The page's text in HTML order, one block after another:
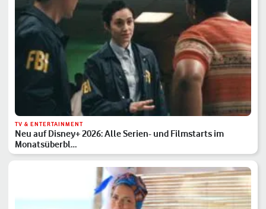
TV & ENTERTAINMENT
Neu auf Disney+ 2026: Alle Serien- und Filmstarts im
Monatsüberbl…